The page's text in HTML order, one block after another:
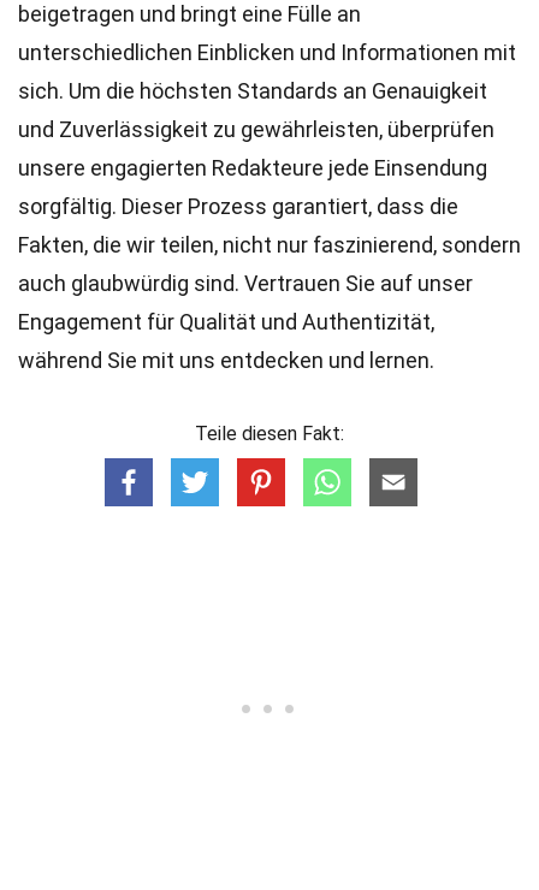
beigetragen und bringt eine Fülle an
unterschiedlichen Einblicken und Informationen mit
sich. Um die höchsten Standards an Genauigkeit
und Zuverlässigkeit zu gewährleisten, überprüfen
unsere engagierten Redakteure jede Einsendung
sorgfältig. Dieser Prozess garantiert, dass die
Fakten, die wir teilen, nicht nur faszinierend, sondern
auch glaubwürdig sind. Vertrauen Sie auf unser
Engagement für Qualität und Authentizität,
während Sie mit uns entdecken und lernen.
Teile diesen Fakt: